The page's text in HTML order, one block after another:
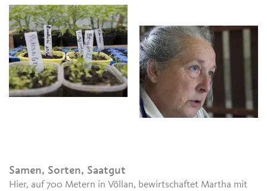
Samen, Sorten, Saatgut
Hier, auf 700 Metern in Völlan, bewirtschaftet Martha mit